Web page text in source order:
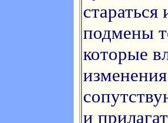
стараться
подмены
которые
изменения
и